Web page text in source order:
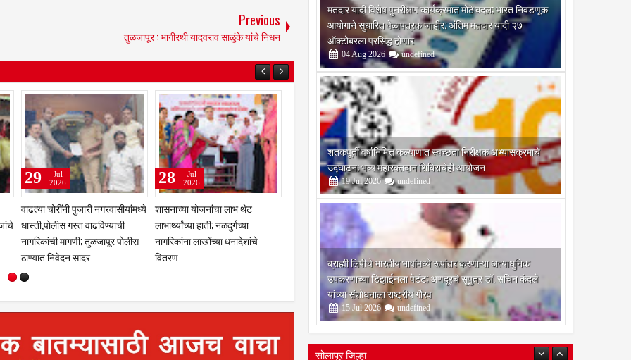
Previous
तुळजापूर : भागीरथी यादवराव साळुंके यांचे निधन
तेलंगणा
कुलस्वामिनीच्या चरणी अभिनेत्री
प्राजक्ता माळी; तुळजाभवानी मंदिरात
सहकुटुंब पूजा-अर्चा
31
2026
झरेगावच्या दत्त मठात गुरुपौर्णिमेचा
भक्तिरंग; 'दासबोध'वर काका महाराजांचे
प्रबोधन
29
Jul
2026
मतदार यादी विशेष पुनरीक्षण कार्यक्रमात मोठे बदल; भारत निवडणूक
आयोगाने सुधारित वेळापत्रक जाहीर; अंतिम मतदार यादी २७
ऑक्टोबरला प्रसिद्ध होणार
04 Aug 2026 undefined
शतकपूर्ती वर्षानिमित्त कल्याणात स्वच्छता निरीक्षक अभ्यासक्रमाचे
उद्घाटन; भव्य महारक्तदान शिबिराचेही आयोजन
19 Jul 2026 undefined
ब्राह्मी लिपीचे भारतीय भाषांमध्ये रूपांतर करणाऱ्या अत्याधुनिक
उपकरणाच्या डिझाईनला पेटंट; अणदूरचे सुपुत्र डॉ. सचिन कंदले
यांच्या संशोधनाला राष्ट्रीय गौरव
15 Jul 2026 undefined
सोलापूर जिल्हा